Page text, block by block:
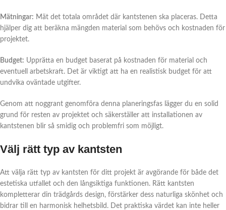
Mätningar: Mät det totala området där kantstenen ska placeras. Detta
hjälper dig att beräkna mängden material som behövs och kostnaden för
projektet.
Budget: Upprätta en budget baserat på kostnaden för material och
eventuell arbetskraft. Det är viktigt att ha en realistisk budget för att
undvika oväntade utgifter.
Genom att noggrant genomföra denna planeringsfas lägger du en solid
grund för resten av projektet och säkerställer att installationen av
kantstenen blir så smidig och problemfri som möjligt.
Välj rätt typ av kantsten
Att välja rätt typ av kantsten för ditt projekt är avgörande för både det
estetiska utfallet och den långsiktiga funktionen. Rätt kantsten
kompletterar din trädgårds design, förstärker dess naturliga skönhet och
bidrar till en harmonisk helhetsbild. Det praktiska värdet kan inte heller